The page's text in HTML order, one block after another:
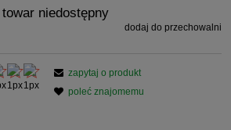
towar niedostępny
dodaj do przechowalni
zapytaj o produkt
poleć znajomemu